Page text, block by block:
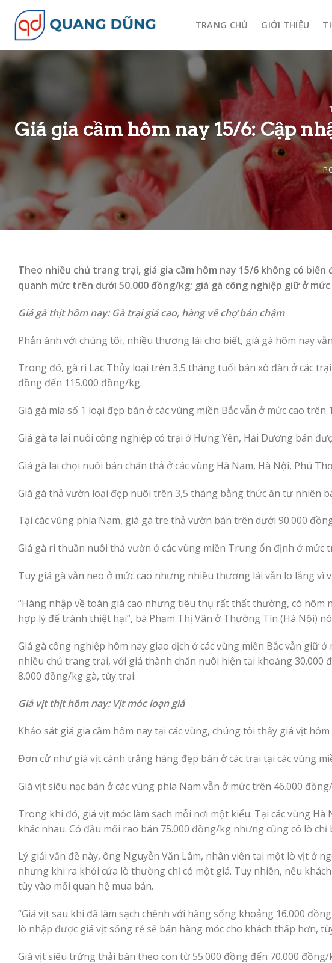
content
TRANG CHỦ GIỚI THIỆU
Giá gia cầm hôm nay 15/6: Cập
Theo nhiều chủ trang trại, giá gia cầm hôm nay 15/6 không có
quanh mức trên dưới 50.000 đồng/kg; giá gà công nghiệp giữ ở
Giá gà thịt hôm nay: Gà trại giá cao, hàng về chợ bán chậm
Phản ánh với chúng tôi, nhiều thương lái cho biết, giá gà hôm nay
Trong đó, gà ri Lạc Thủy loại trên 3,5 tháng tuổi bán xô đàn ở các
đồng đến 115.000 đồng/kg.
Giá gà mía số 1 loại đẹp bán ở các vùng miền Bắc vẫn ở mức cao trên
Giá gà ta lai nuôi công nghiệp có trại ở Hưng Yên, Hải Dương bán
Giá gà lai chọi nuôi bán chăn thả ở các vùng Hà Nam, Hà Nội, Phú
Giá gà thả vườn loại đẹp nuôi trên 3,5 tháng bằng thức ăn tự nhiên
Tại các vùng phía Nam, giá gà tre thả vườn bán trên dưới 90.000
Giá gà ri thuần nuôi thả vườn ở các vùng miền Trung ổn định ở mức
Tuy giá gà vẫn neo ở mức cao nhưng nhiều thương lái vẫn lo lắng vì
“Hàng nhập về toàn giá cao nhưng tiêu thụ rất thất thường, có hôm
hợp lý để tránh thiệt hại”, bà Phạm Thị Vân ở Thường Tín (Hà Nội)
Giá gà công nghiệp hôm nay giao dịch ở các vùng miền Bắc vẫn giữ
nhiều chủ trang trại, với giá thành chăn nuôi hiện tại khoảng
8.000 đồng/kg gà, tùy trại.
Giá vịt thịt hôm nay: Vịt móc loạn giá
Khảo sát giá gia cầm hôm nay tại các vùng, chúng tôi thấy giá vịt
Đơn cử như giá vịt cánh trắng hàng đẹp bán ở các trại tại các vùng
Giá vịt siêu nạc bán ở các vùng phía Nam vẫn ở mức trên 46.000
Trong khi đó, giá vịt móc làm sạch mỗi nơi một kiểu. Tại các vùng
khác nhau. Có đầu mối rao bán 75.000 đồng/kg nhưng cũng có lò
Lý giải vấn đề này, ông Nguyễn Văn Lâm, nhân viên tại một lò vịt ở
nhưng khi ra khỏi cửa lò thường chỉ có một giá. Tuy nhiên, nếu
tùy vào mối quan hệ mua bán.
“Giá vịt sau khi đã làm sạch chênh với hàng sống khoảng 16.000
lò nhập được giá vịt sống rẻ sẽ bán hàng móc cho khách thấp hơn,
Giá vịt siêu trứng thải bán theo con từ 55.000 đồng đến 70.000 đồng/